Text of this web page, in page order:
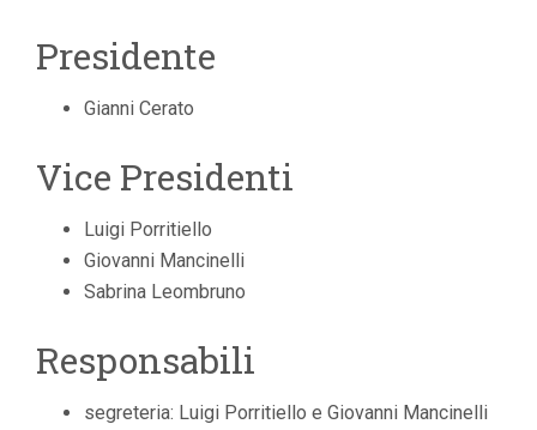
Presidente
Gianni Cerato
Vice Presidenti
Luigi Porritiello
Giovanni Mancinelli
Sabrina Leombruno
Responsabili
segreteria: Luigi Porritiello e Giovanni Mancinelli